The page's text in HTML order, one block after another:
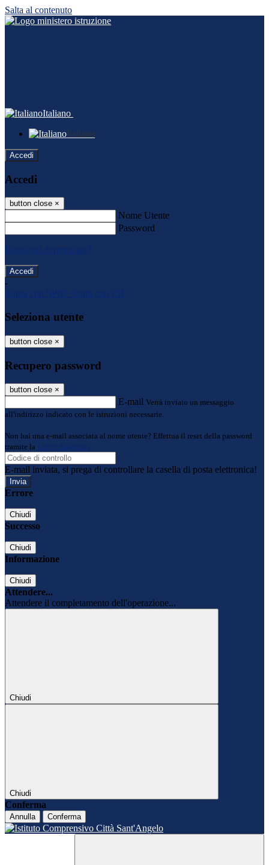
Salta al contenuto
Italiano
Italiano
Accedi
Accedi
button close ×
Nome Utente
Password
Password dimenticata?
-
Entra con SPID
Entra con CIE
Seleziona utente
button close ×
Recupero password
button close ×
E-mail Verrà inviato un messaggio
all'indirizzo indicato con le istruzioni necessarie.
Non hai una e-mail associata al nome utente? Effettua il reset della password
tramite la
Login Spaggiari
E-mail inviata, si prega di controllare la casella di posta elettronica!
Errore
Chiudi
Successo
Chiudi
Informazione
Chiudi
Attendere...
Attendere il completamento dell'operazione...
Chiudi
Chiudi
Conferma
Annulla Conferma